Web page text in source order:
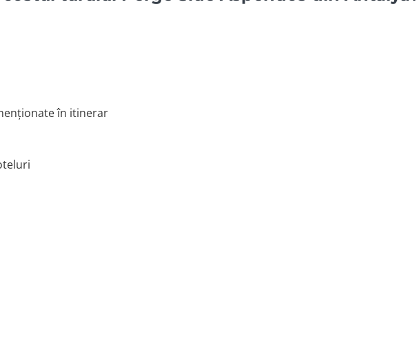
în itinerar